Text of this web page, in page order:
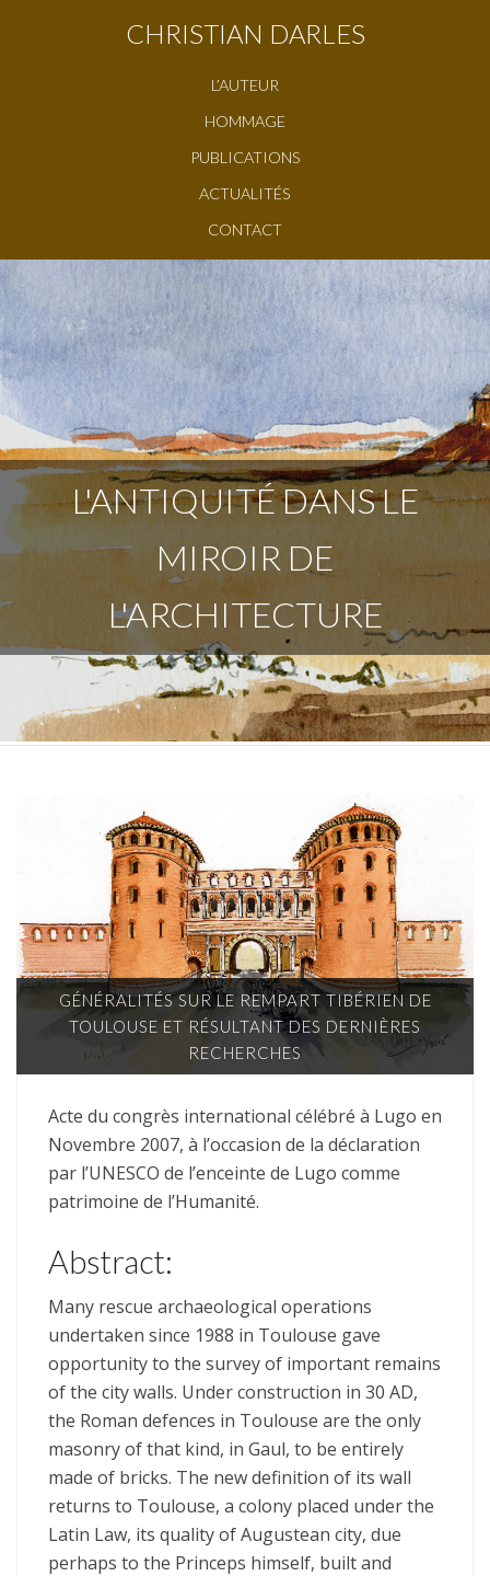
CHRISTIAN DARLES
L’AUTEUR
HOMMAGE
PUBLICATIONS
ACTUALITÉS
CONTACT
L'ANTIQUITÉ DANS LE
MIROIR DE
L'ARCHITECTURE
GÉNÉRALITÉS SUR LE REMPART TIBÉRIEN DE
TOULOUSE ET RÉSULTANT DES DERNIÈRES
RECHERCHES
Acte du congrès international célébré à Lugo en
Novembre 2007, à l’occasion de la déclaration
par l’UNESCO de l’enceinte de Lugo comme
patrimoine de l’Humanité.
Abstract:
Many rescue archaeological operations
undertaken since 1988 in Toulouse gave
opportunity to the survey of important remains
of the city walls. Under construction in 30 AD,
the Roman defences in Toulouse are the only
masonry of that kind, in Gaul, to be entirely
made of bricks. The new definition of its wall
returns to Toulouse, a colony placed under the
Latin Law, its quality of Augustean city, due
perhaps to the Princeps himself, built and